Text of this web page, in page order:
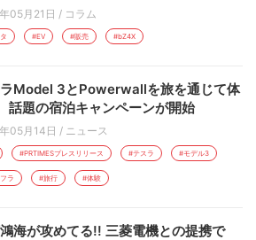
05月21日 / コラム
#EV #販売 #bZ4X
Model 3とPowerwallを旅を通じて体
題の宿泊キャンペーンが開始
05月14日 / ニュース
#PRTIMESプレスリリース #テスラ #モデル3
ラ #旅行 #体験
海が攻めてる!! 三菱電機との提携で